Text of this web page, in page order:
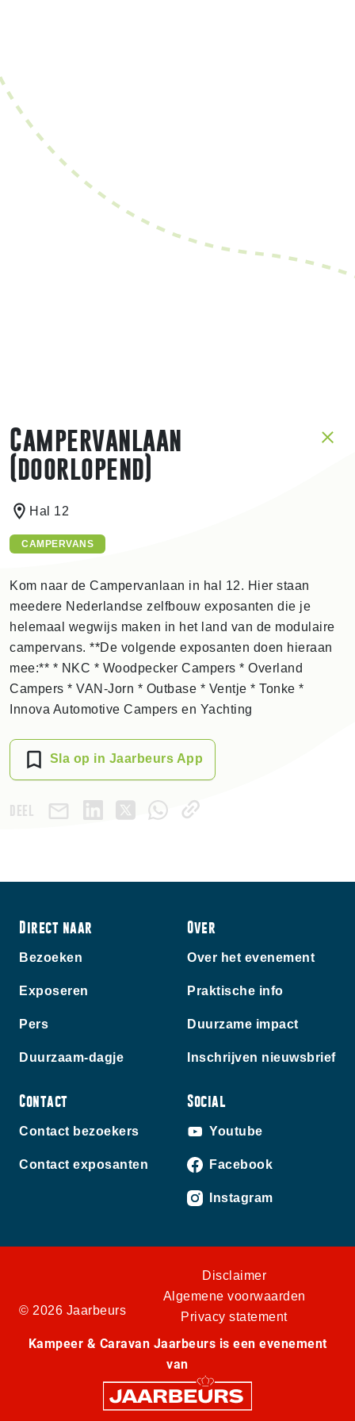
Campervanlaan
(doorlopend)
Hal 12
CAMPERVANS
Kom naar de Campervanlaan in hal 12. Hier staan
meedere Nederlandse zelfbouw exposanten die je
helemaal wegwijs maken in het land van de modulaire
campervans. **De volgende exposanten doen hieraan
mee:** * NKC * Woodpecker Campers * Overland
Campers * VAN-Jorn * Outbase * Ventje * Tonke *
Innova Automotive Campers en Yachting
Sla op in Jaarbeurs App
DEEL
Direct naar
Bezoeken
Exposeren
Pers
Duurzaam-dagje
Over
Over het evenement
Praktische info
Duurzame impact
Inschrijven nieuwsbrief
Contact
Contact bezoekers
Contact exposanten
Social
Youtube
Facebook
Instagram
© 2026 Jaarbeurs
Disclaimer
Algemene voorwaarden
Privacy statement
Kampeer & Caravan Jaarbeurs is een evenement
van